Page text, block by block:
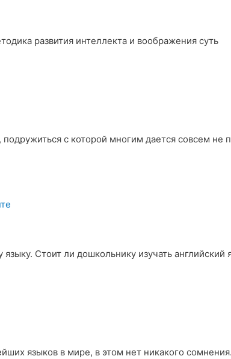
развития интеллекта и воображения суть
с которой многим дается совсем
Стоит ли дошкольнику изучать
языков в мире, в этом нет никакого